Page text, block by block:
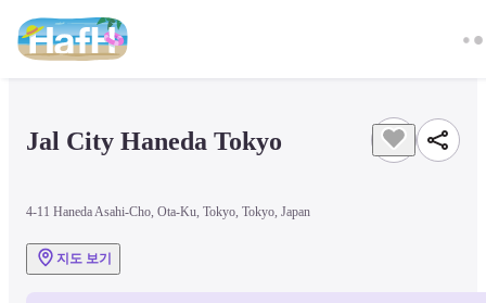
Jal City Haneda Tokyo
4-11 Haneda Asahi-Cho, Ota-Ku, Tokyo, Tokyo, Japan
지도 보기